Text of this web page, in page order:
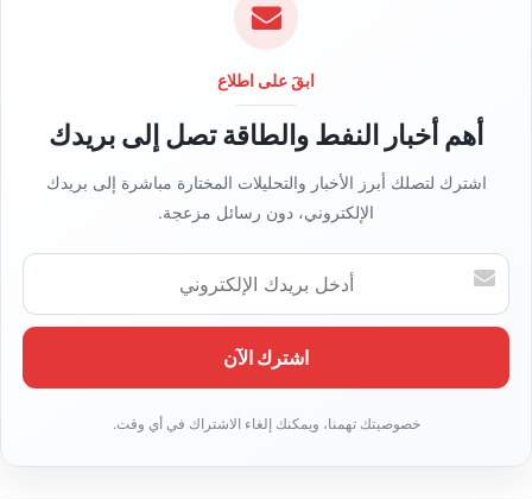
ل
ب
ابقَ على اطلاع
أهم أخبار النفط والطاقة تصل إلى بريدك
اشترك لتصلك أبرز الأخبار والتحليلات المختارة مباشرة إلى بريدك
الإلكتروني، دون رسائل مزعجة.
أ
خ
ل
ر